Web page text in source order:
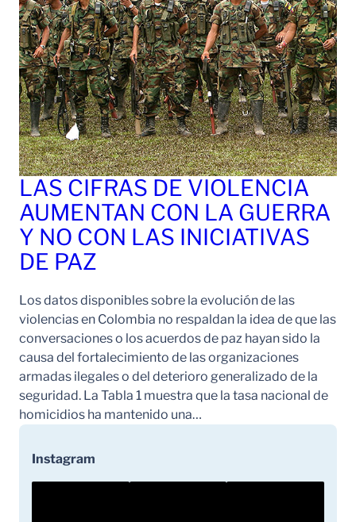
LAS CIFRAS DE VIOLENCIA
AUMENTAN CON LA GUERRA
Y NO CON LAS INICIATIVAS
DE PAZ
Los datos disponibles sobre la evolución de las
violencias en Colombia no respaldan la idea de que las
conversaciones o los acuerdos de paz hayan sido la
causa del fortalecimiento de las organizaciones
armadas ilegales o del deterioro generalizado de la
seguridad. La Tabla 1 muestra que la tasa nacional de
homicidios ha mantenido una…
Instagram